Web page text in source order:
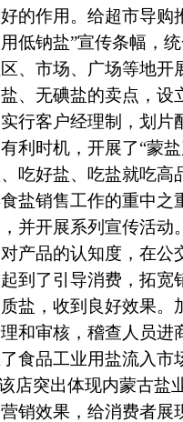
的作用。给超市导购
低钠盐”宣传条幅，
、市场、广场等地
、无碘盐的卖点，
行客户经理制，划
利时机，开展了“蒙
吃好盐、吃盐就吃高
盐销售工作的重中
并开展系列宣传活动
产品的认知度，在公
到了引导消费，拓
盐，收到良好效果
和审核，稽查人员
食品工业用盐流入
店突出体现内蒙古盐
销效果，给消费者展